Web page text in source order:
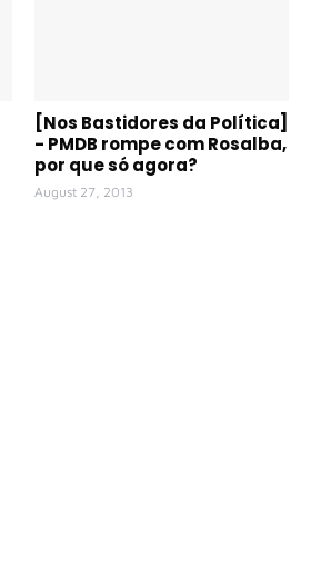
[Nos Bastidores da Política]
- PMDB rompe com Rosalba,
por que só agora?
August 27, 2013